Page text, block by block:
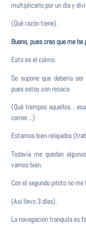
multiplicarlo por un día y
(Qué razón tiene).
Bueno, pues creo que me
Esto es el colmo.
Se supone que debería
pues estoy con resaca.
(Qué tiempos aquellos…
comer…)
Estamos bien relajados
Todavía me quedan
vamos bien.
Con el segundo piloto no
(Así llevo 3 días).
La navegación tranquila es